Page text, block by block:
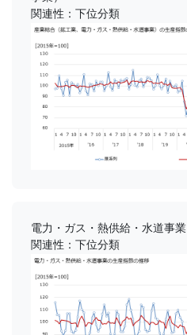
関連性：下位分類
電力・ガス・熱供給・水道事業
関連性：下位分類